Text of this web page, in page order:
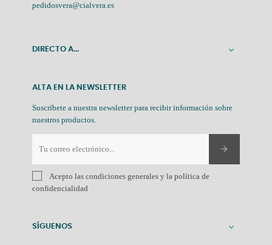
pedidosvera@cialvera.es
DIRECTO A... 
ALTA EN LA NEWSLETTER
Suscríbete a nuestra newsletter para recibir información sobre
nuestros productos.
Acepto las condiciones generales y la política de
confidencialidad
SÍGUENOS 